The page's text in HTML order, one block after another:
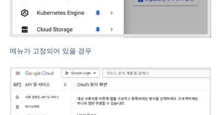
메뉴가 고정되어 있을 경우